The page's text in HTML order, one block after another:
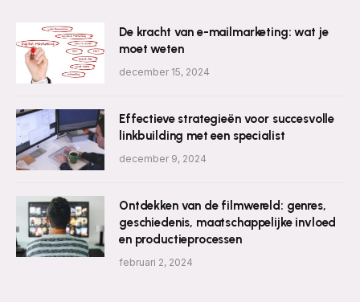
De kracht van e-mailmarketing: wat je
moet weten
december 15, 2024
Effectieve strategieën voor succesvolle
linkbuilding met een specialist
december 9, 2024
Ontdekken van de filmwereld: genres,
geschiedenis, maatschappelijke invloed
en productieprocessen
februari 2, 2024